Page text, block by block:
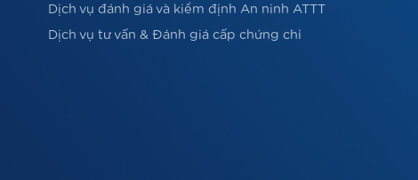
Dịch vụ đánh giá và kiểm định An ninh ATTT
Dịch vụ tư vấn & Đánh giá cấp chứng chỉ